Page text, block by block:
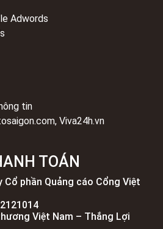
Adwords
tin
, Viva24h.vn
TOÁN
Cổ phần Quảng cáo Cổng Việt
Việt Nam – Thắng Lợi